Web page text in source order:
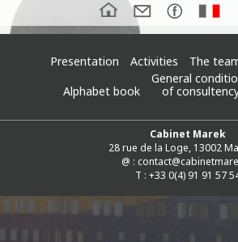
Presentation Activities The
Alphabet book
General
of
Cabinet Marek
28 rue de la Loge, 13002
@ :
T : +33 0(4) 91 91 57